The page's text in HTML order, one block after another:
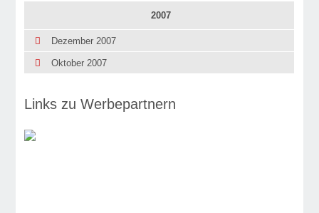
2007
Dezember 2007
Oktober 2007
Links zu Werbepartnern